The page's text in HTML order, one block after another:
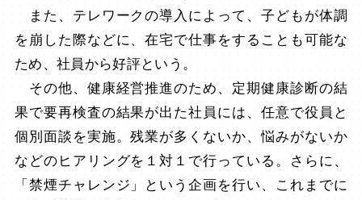
また、テレワークの導入によって、子どもが体調
を崩した際などに、在宅で仕事をすることも可能な
ため、社員から好評という。
その他、健康経営推進のため、定期健康診断の結
果で要再検査の結果が出た社員には、任意で役員と
個別面談を実施。残業が多くないか、悩みがないか
などのヒアリングを１対１で行っている。さらに、
「禁煙チャレンジ」という企画を行い、これまでに